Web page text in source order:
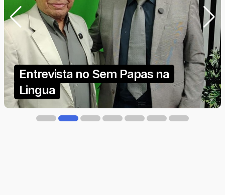
Entrevista com a vice-prefeita de
Porto Velho, Magna dos Anjos